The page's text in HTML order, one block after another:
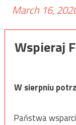
March 16,
Wspieraj
W sierpniu
Państwa